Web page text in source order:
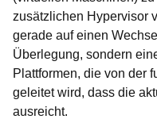
zusätzlichen Hypervisor
gerade auf einen
Überlegung, sondern
Plattformen, die von der
geleitet wird, dass die
ausreicht.